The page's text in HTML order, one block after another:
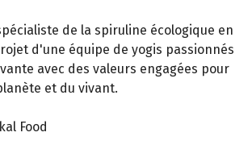
de la spiruline écologique en
d'une équipe de yogis passionnés
avec des valeurs engagées pour
et du vivant.
Food